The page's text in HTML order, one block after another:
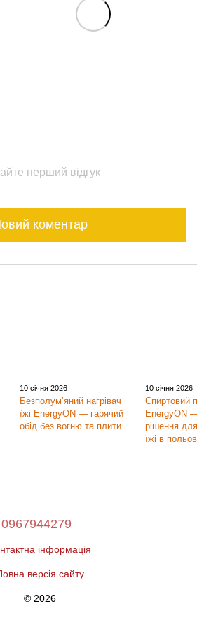
перший відгук
коментар
10 січня 2026
Безполум’яний нагрівач
їжі EnergyON — гарячий
обід без вогню та плити
10 січня 2026
Спиртовий
EnergyON
рішення
їжі в
0967944279
інформація
версія сайту
© 2026